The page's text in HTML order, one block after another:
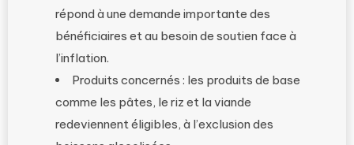
répond à une demande importante des
bénéficiaires et au besoin de soutien face à
l’inflation.
Produits concernés : les produits de base
comme les pâtes, le riz et la viande
redeviennent éligibles, à l’exclusion des